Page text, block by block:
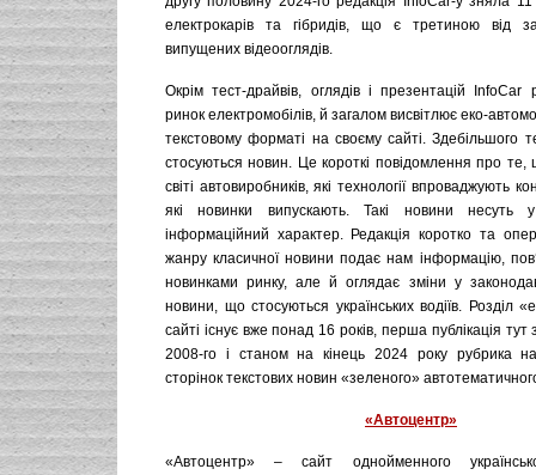
електрокарів та гібридів, що є третиною від
випущених відеооглядів.
Окрім тест-драйвів, оглядів і презентацій InfoCar
ринок електромобілів, й загалом висвітлює еко-
текстовому форматі на своєму сайті. Здебільшого
стосуються новин. Це короткі повідомлення про те,
світі автовиробників, які технології впроваджують
які новинки випускають. Такі новини несуть
інформаційний характер. Редакція коротко та
жанру класичної новини подає нам інформацію,
новинками ринку, але й оглядає зміни у
новини, що стосуються українських водіїв. Розділ
сайті існує вже понад 16 років, перша публікація тут
2008-го і станом на кінець 2024 року рубрика
сторінок текстових новин «зеленого»
«Автоцентр»
«Автоцентр» – сайт однойменного